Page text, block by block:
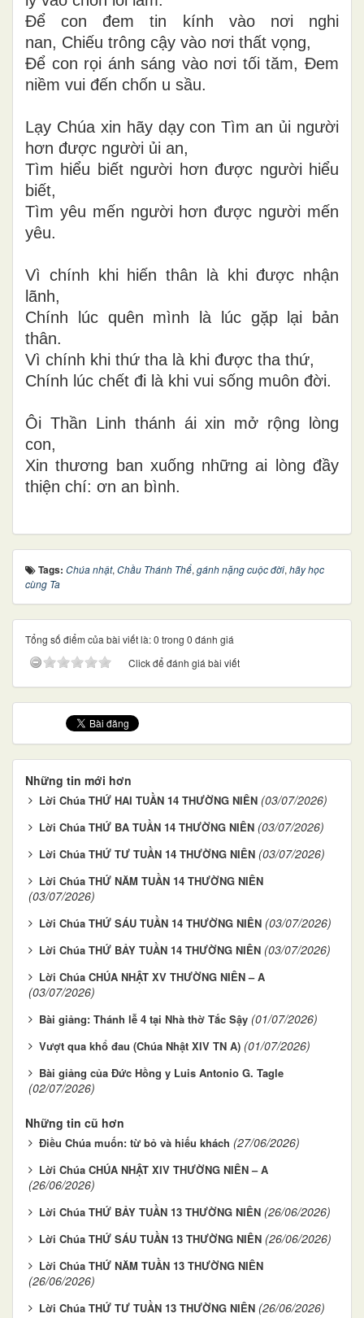
Để con đem tin kính vào nơi nghi
nan, Chiếu trông cậy vào nơi thất vọng,
Để con rọi ánh sáng vào nơi tối tăm, Đem
niềm vui đến chốn u sầu.
Lạy Chúa xin hãy dạy con Tìm an ủi người
hơn được người ủi an,
Tìm hiểu biết người hơn được người hiểu
biết,
Tìm yêu mến người hơn được người mến
yêu.
Vì chính khi hiến thân là khi được nhận
lãnh,
Chính lúc quên mình là lúc gặp lại bản
thân.
Vì chính khi thứ tha là khi được tha thứ,
Chính lúc chết đi là khi vui sống muôn đời.
Ôi Thần Linh thánh ái xin mở rộng lòng
con,
Xin thương ban xuống những ai lòng đầy
thiện chí: ơn an bình.
Tags: Chúa nhật, Chầu Thánh Thể, gánh nặng cuộc đời, hãy học
cùng Ta
Tổng số điểm của bài viết là: 0 trong 0 đánh giá
Click để đánh giá bài viết
Những tin mới hơn
Lời Chúa THỨ HAI TUẦN 14 THƯỜNG NIÊN (03/07/2026)
Lời Chúa THỨ BA TUẦN 14 THƯỜNG NIÊN (03/07/2026)
Lời Chúa THỨ TƯ TUẦN 14 THƯỜNG NIÊN (03/07/2026)
Lời Chúa THỨ NĂM TUẦN 14 THƯỜNG NIÊN
(03/07/2026)
Lời Chúa THỨ SÁU TUẦN 14 THƯỜNG NIÊN (03/07/2026)
Lời Chúa THỨ BẢY TUẦN 14 THƯỜNG NIÊN (03/07/2026)
Lời Chúa CHÚA NHẬT XV THƯỜNG NIÊN – A
(03/07/2026)
Bài giảng: Thánh lễ 4 tại Nhà thờ Tắc Sậy (01/07/2026)
Vượt qua khổ đau (Chúa Nhật XIV TN A) (01/07/2026)
Bài giảng của Đức Hồng y Luis Antonio G. Tagle
(02/07/2026)
Những tin cũ hơn
Điều Chúa muốn: từ bỏ và hiếu khách (27/06/2026)
Lời Chúa CHÚA NHẬT XIV THƯỜNG NIÊN – A
(26/06/2026)
Lời Chúa THỨ BẢY TUẦN 13 THƯỜNG NIÊN (26/06/2026)
Lời Chúa THỨ SÁU TUẦN 13 THƯỜNG NIÊN (26/06/2026)
Lời Chúa THỨ NĂM TUẦN 13 THƯỜNG NIÊN
(26/06/2026)
Lời Chúa THỨ TƯ TUẦN 13 THƯỜNG NIÊN (26/06/2026)